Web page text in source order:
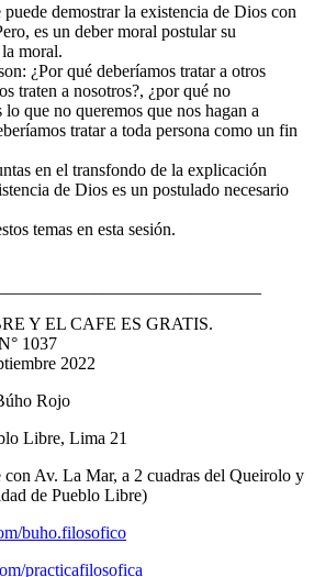
demostrar la existencia de Dios con
es un deber moral postular su
moral.
¿Por qué deberíamos tratar a otros
traten a nosotros?, ¿por qué no
que no queremos que nos hagan a
tratar a toda persona como un fin
en el transfondo de la explicación
de Dios es un postulado necesario
temas en esta sesión.
Y EL CAFE ES GRATIS.
1037
2022
Rojo
Libre, Lima 21
Av. La Mar, a 2 cuadras del Queirolo y
de Pueblo Libre)
buho.filosofico
practicafilosofica